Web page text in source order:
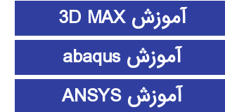
آموزش 3D MAX
آموزش abaqus
آموزش ANSYS